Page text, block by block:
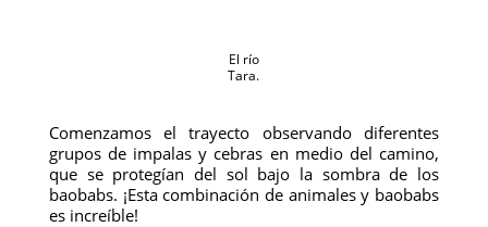
El río
Tara.
Comenzamos el trayecto observando diferentes
grupos de impalas y cebras en medio del camino,
que se protegían del sol bajo la sombra de los
baobabs. ¡Esta combinación de animales y baobabs
es increíble!